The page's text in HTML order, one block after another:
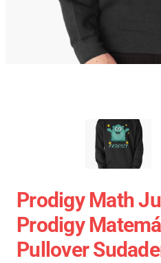
Prodigy Math
Prodigy
Pullover